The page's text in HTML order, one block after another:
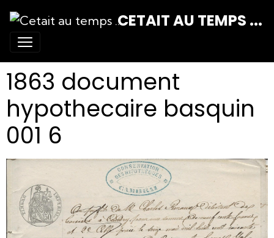
CETAIT AU TEMPS ...
1863 document
hypothecaire basquin
001 6